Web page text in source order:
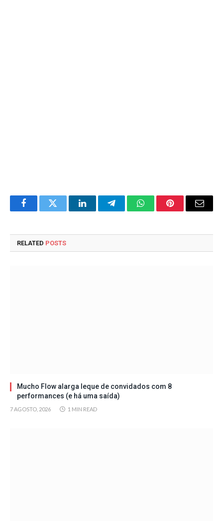
FacebookTwitter LinkedInTelegramWhatsAppPinterestEmail
RELATED POSTS
Mucho Flow alarga leque de convidados com 8
performances (e há uma saída)
7 AGOSTO, 2026 1 MIN READ